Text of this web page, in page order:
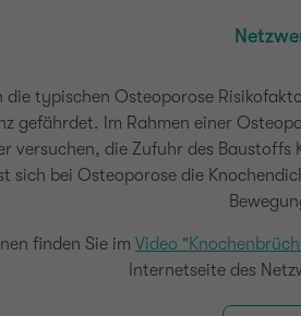
die typischen Osteoporose
gefährdet. Im Rahmen einer
versuchen, die Zufuhr des Baustoffs
sich bei Osteoporose die
finden Sie im Video
Internetseite des